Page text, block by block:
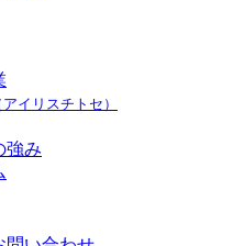
アイリスチトセ）
強み